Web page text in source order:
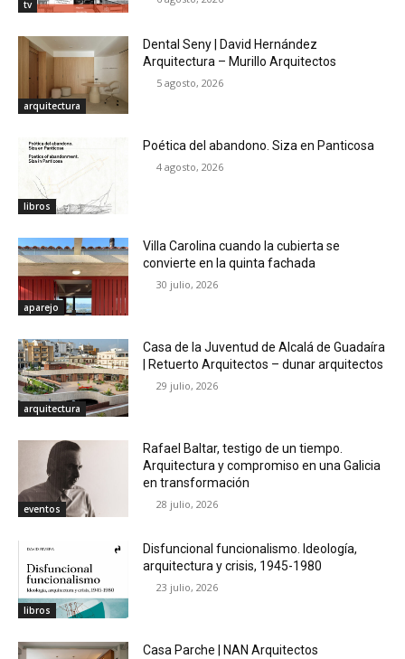
tv
arquitectura
Dental Seny | David Hernández
Arquitectura – Murillo Arquitectos
5 agosto, 2026
libros
Poética del abandono. Siza en Panticosa
4 agosto, 2026
aparejo
Villa Carolina cuando la cubierta se
convierte en la quinta fachada
30 julio, 2026
arquitectura
Casa de la Juventud de Alcalá de Guadaíra
| Retuerto Arquitectos – dunar arquitectos
29 julio, 2026
eventos
Rafael Baltar, testigo de un tiempo.
Arquitectura y compromiso en una Galicia
en transformación
28 julio, 2026
libros
Disfuncional funcionalismo. Ideología,
arquitectura y crisis, 1945-1980
23 julio, 2026
Casa Parche | NAN Arquitectos